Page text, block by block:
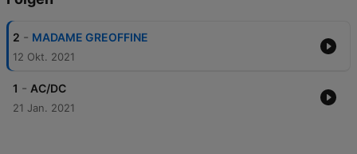
2 - MADAME GREOFFINE
12 Okt. 2021
1 - AC/DC
21 Jan. 2021